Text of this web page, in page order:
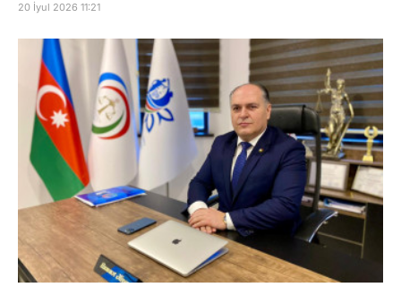
20 İyul 2026 11:21